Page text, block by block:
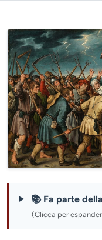
📚 Fa parte
(Clicca per